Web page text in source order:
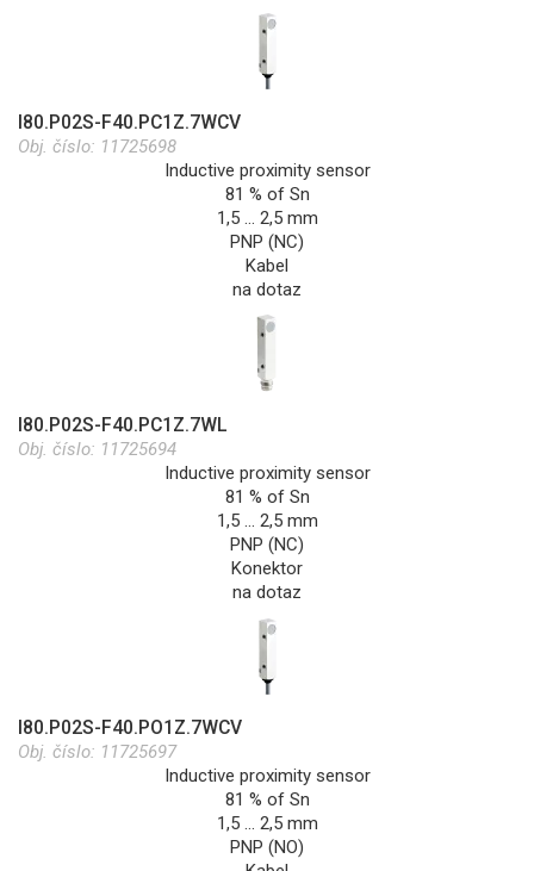
I80.P02S-F40.PC1Z.7WCV
Obj. číslo: 11725698
Inductive proximity sensor
81 % of Sn
1,5 … 2,5 mm
PNP (NC)
Kabel
na dotaz
I80.P02S-F40.PC1Z.7WL
Obj. číslo: 11725694
Inductive proximity sensor
81 % of Sn
1,5 … 2,5 mm
PNP (NC)
Konektor
na dotaz
I80.P02S-F40.PO1Z.7WCV
Obj. číslo: 11725697
Inductive proximity sensor
81 % of Sn
1,5 … 2,5 mm
PNP (NO)